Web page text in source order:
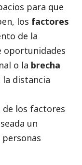
para que
los factores
de la
oportunidades
o la brecha
la distancia
los factores
un